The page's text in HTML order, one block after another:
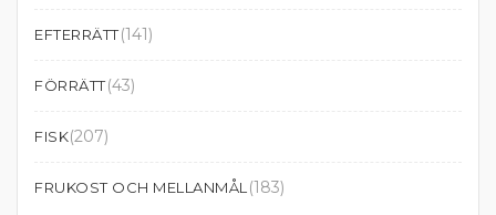
EFTERRÄTT(141)
FÖRRÄTT(43)
FISK(207)
FRUKOST OCH MELLANMÅL (183)